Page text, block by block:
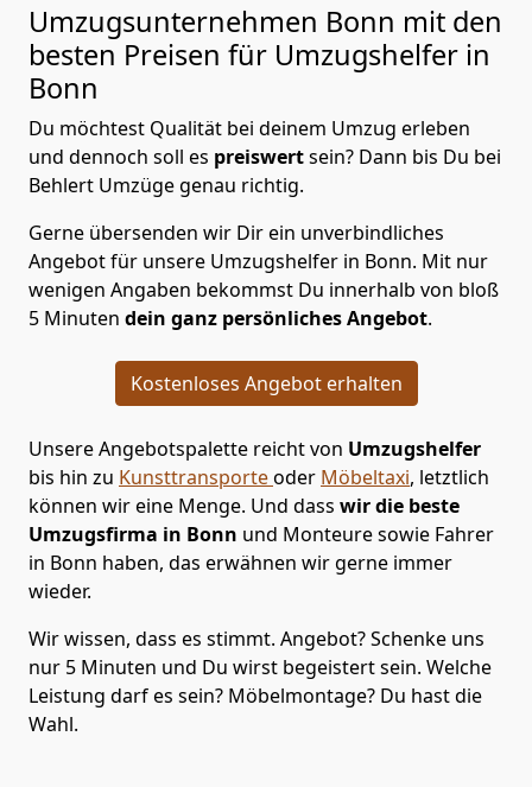
Umzugsunternehmen Bonn mit den
besten Preisen für Umzugshelfer in
Bonn
Du möchtest Qualität bei deinem Umzug erleben
und dennoch soll es preiswertsein? Dann bis Du bei
Behlert Umzüge genau richtig.
Gerne übersenden wir Dir ein unverbindliches
Angebot für unsere Umzugshelfer in Bonn. Mit nur
wenigen Angaben bekommst Du innerhalb von bloß
5 Minuten dein ganz persönliches Angebot.
Kostenloses Angebot erhalten
Unsere Angebotspalette reicht von Umzugshelfer
bis hin zu Kunsttransporteoder Möbeltaxi, letztlich
können wir eine Menge. Und dass wir die beste
Umzugsfirma in Bonn und Monteure sowie Fahrer
in Bonn haben, das erwähnen wir gerne immer
wieder.
Wir wissen, dass es stimmt. Angebot? Schenke uns
nur 5 Minuten und Du wirst begeistert sein. Welche
Leistung darf es sein? Möbelmontage? Du hast die
Wahl.